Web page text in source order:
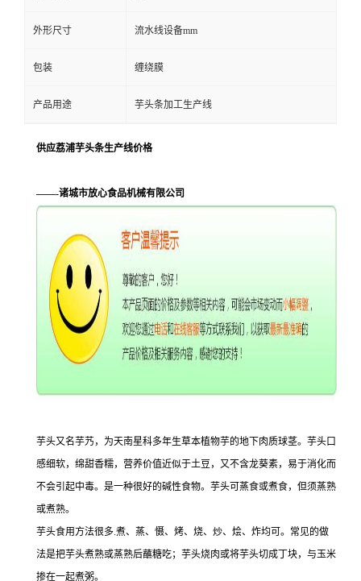
外形尺寸 流水线设备mm
包装 缠绕膜
产品用途 芋头条加工生产线
供应荔浦芋头条生产线价格
——-诸城市放心食品机械有限公司
芋头又名芋艿，为天南星科多年生草本植物芋的地下肉质球茎。芋头口
感细软，绵甜香糯，营养价值近似于土豆，又不含龙葵素，易于消化而
不会引起中毒。是一种很好的碱性食物。芋头可蒸食或煮食，但须蒸熟
或煮熟。
芋头食用方法很多.煮、蒸、慑、烤、烧、炒、烩、炸均可。常见的做
法是把芋头煮熟或蒸熟后蘸糖吃；芋头烧肉或将芋头切成丁块，与玉米
掺在一起煮粥。